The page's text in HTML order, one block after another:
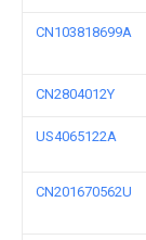
CN103818699A
CN2804012Y
US4065122A
CN201670562U